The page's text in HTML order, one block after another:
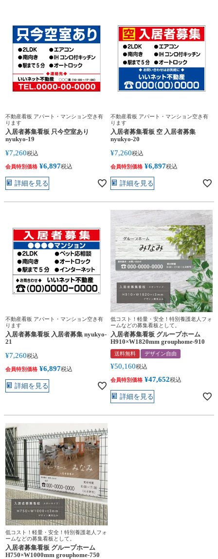
不動産看板 アパート・マンション空き有
ります
入居者募集看板 只今空室あり
nyukyo-19
¥7,260税込
会員特別価格 ¥6,897税込
詳細を見る
不動産看板 アパート・マンション空き有
ります
入居者募集看板 空 入居者募集
nyukyo-20
¥7,260税込
会員特別価格 ¥6,897税込
詳細を見る
不動産看板 アパート・マンション空き有
ります
入居者募集看板 入居者募集 nyukyo-
21
¥7,260税込
会員特別価格 ¥6,897税込
詳細を見る
低コスト！軽量・安全！特別養護老人フォ
ームなどの募集看板として。
入居者募集看板 グループホーム
H910×W1820mm grouphome-910
送料無料 デザイン自由
¥50,160税込
会員特別価格 ¥47,652税込
詳細を見る
低コスト！軽量・安全！特別養護老人フォ
ームなどの募集看板として。
入居者募集看板 グループホーム
H750×W1000mm grouphome-750